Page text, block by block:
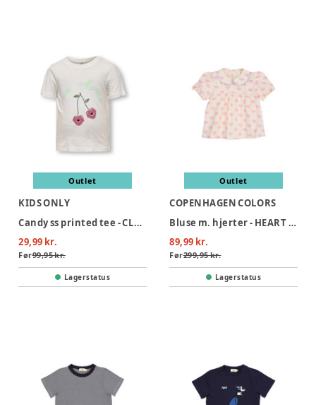
Outlet
KIDS ONLY
Candy ss printed tee - CLOUDDANCE
29,99 kr.
Før99,95 kr.
Lagerstatus
Outlet
COPENHAGEN COLORS
Bluse m. hjerter - HEART AOP
89,99 kr.
Før299,95 kr.
Lagerstatus